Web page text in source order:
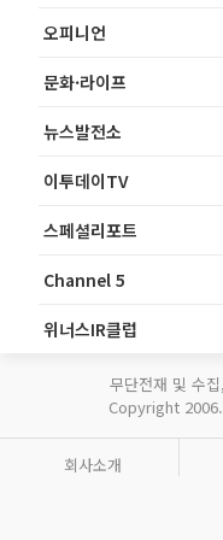
오피니언
문화·라이프
뉴스발전소
이투데이TV
스페셜리포트
Channel 5
위너스IR클럽
무단전재 및 수
Copyright 2006.
회사소개